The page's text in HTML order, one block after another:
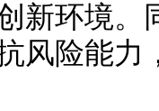
新环境。
风险能力